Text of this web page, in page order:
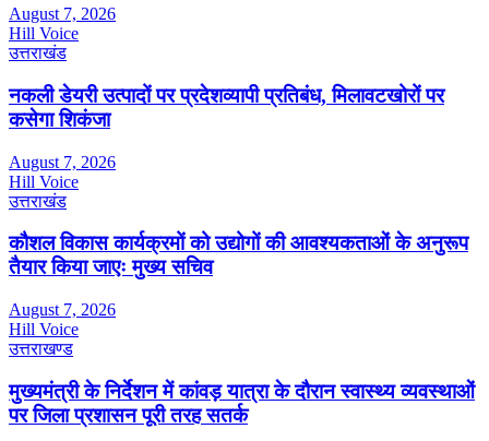
August 7, 2026
Hill Voice
उत्तराखंड
नकली डेयरी उत्पादों पर प्रदेशव्यापी प्रतिबंध, मिलावटखोरों पर
कसेगा शिकंजा
August 7, 2026
Hill Voice
उत्तराखंड
कौशल विकास कार्यक्रमों को उद्योगों की आवश्यकताओं के अनुरूप
तैयार किया जाएः मुख्य सचिव
August 7, 2026
Hill Voice
उत्तराखण्ड
मुख्यमंत्री के निर्देशन में कांवड़ यात्रा के दौरान स्वास्थ्य व्यवस्थाओं
पर जिला प्रशासन पूरी तरह सतर्क